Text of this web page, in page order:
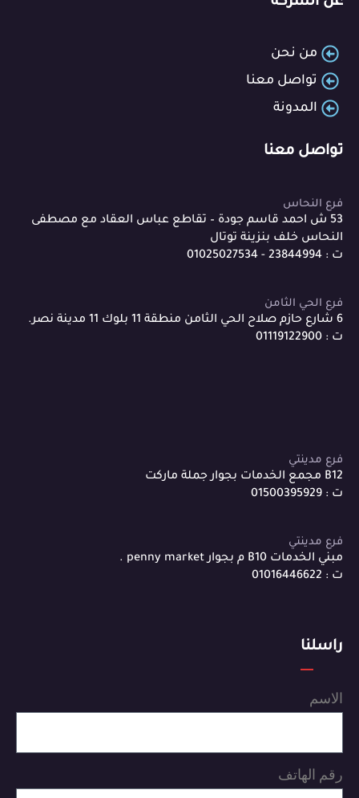
من نحن
تواصل معنا
المدونة
تواصل معنا
فرع النحاس
53 ش احمد قاسم جودة – تقاطع عباس العقاد مع مصطفى
النحاس خلف بنزينة توتال
ت : 23844994 - 01025027534
فرع الحي الثامن
6 شارع حازم صلاح الحي الثامن منطقة 11 بلوك 11 مدينة نصر.
ت : 01119122900
فرع مدينتي
B12 مجمع الخدمات بجوار جملة ماركت
ت : 01500395929
فرع مدينتي
مبني الخدمات B10 م بجوار penny market .
ت : 01016446622
راسلنا
الاسم
رقم الهاتف